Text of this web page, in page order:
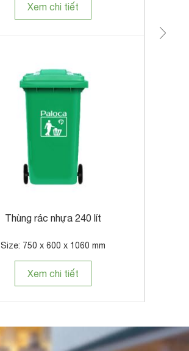
Xem chi tiết
Thùng rác nhựa 240 lít
Size: 750 x 600 x 1060 mm
Xem chi tiết